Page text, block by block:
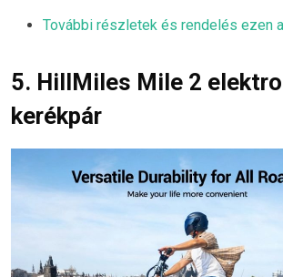
További részletek és rendelés ezen
5. HillMiles Mile 2
kerékpár